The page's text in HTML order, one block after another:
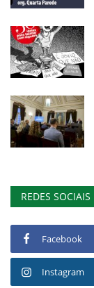
REDES SOCIAIS
Facebook
Instagram